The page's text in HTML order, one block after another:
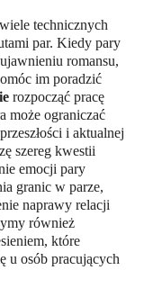
technicznych
par. Kiedy pary
romansu,
im poradzić
rozpocząć pracę
może ograniczać
i aktualnej
szereg kwestii
emocji pary
granic w parze,
naprawy relacji
również
które
u osób pracujących